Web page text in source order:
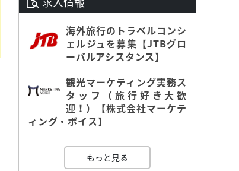
海外旅行のトラベルコンシ
ェルジュを募集【JTBグロ
ーバルアシスタンス】
観光マーケティング実務ス
タッフ（旅行好き大歓
迎！）【株式会社マーケテ
ィング・ボイス】
もっと見る